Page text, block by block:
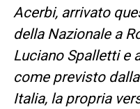
Acerbi, arrivato
della Nazionale a
Luciano Spalletti e
come previsto
Italia, la propria